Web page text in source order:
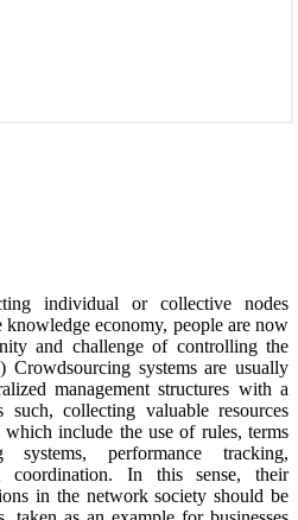
individual or collective nodes
economy, people are now
and challenge of controlling the
Crowdsourcing systems are usually
management structures with a
collecting valuable resources
which include the use of rules, terms
systems, performance tracking,
coordination. In this sense, their
in the network society should be